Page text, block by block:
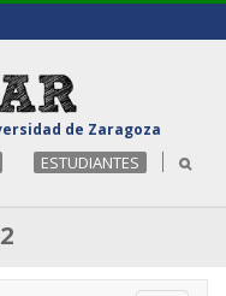
de Zaragoza
ESTUDIANTES